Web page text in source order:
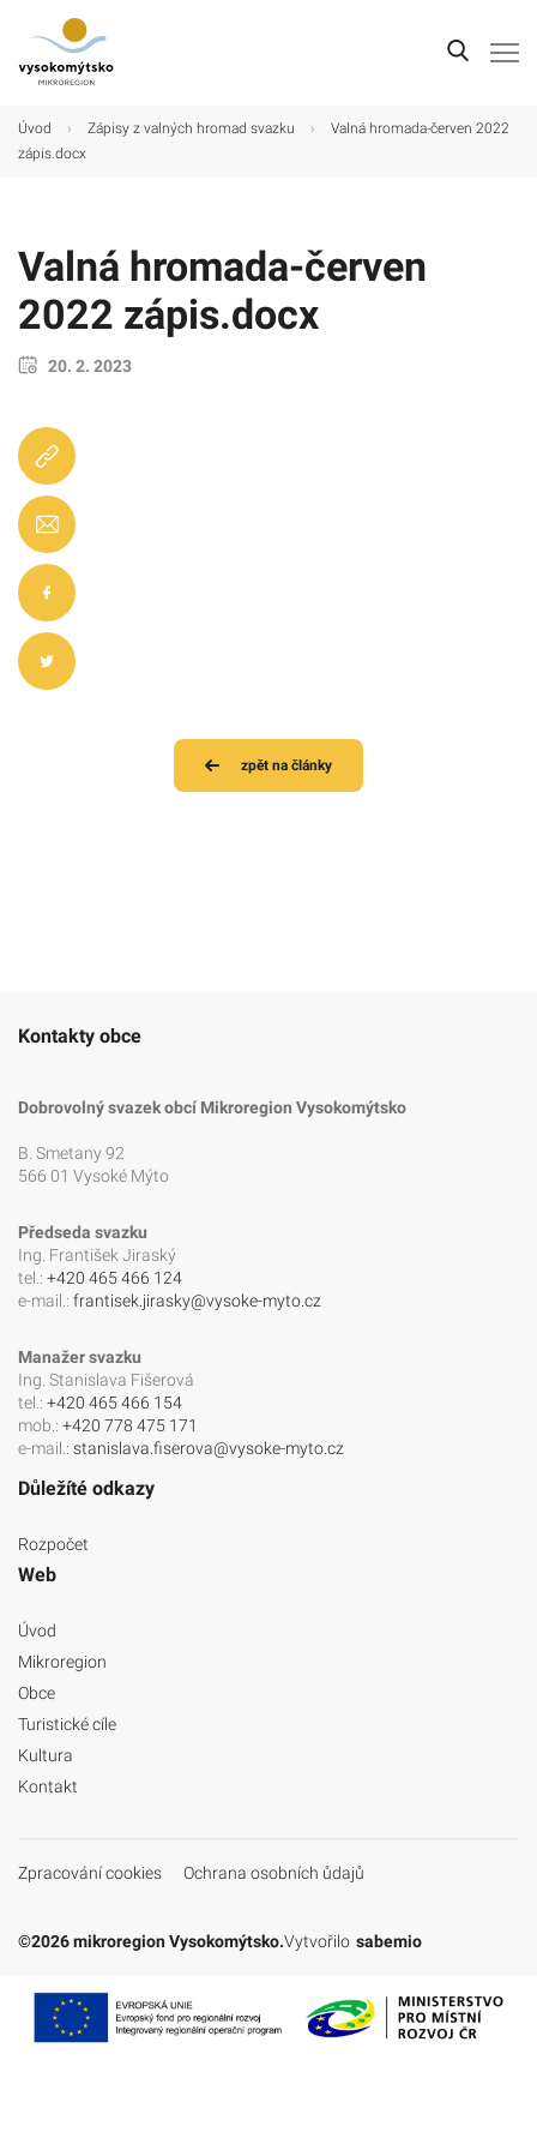
Úvod › Zápisy z valných hromad svazku ›
Valná hromada-červen 2022
zápis.docx
Valná hromada-červen
2022 zápis.docx
20. 2. 2023
zpět na články
Kontakty obce
Dobrovolný svazek obcí Mikroregion Vysokomýtsko
B. Smetany 92
566 01 Vysoké Mýto
Předseda svazku
Ing. František Jiraský
tel.: +420 465 466 124
e-mail.: frantisek.jirasky@vysoke-myto.cz
Manažer svazku
Ing. Stanislava Fišerová
tel.: +420 465 466 154
mob.: +420 778 475 171
e-mail.: stanislava.fiserova@vysoke-myto.cz
Důležíté odkazy
Rozpočet
Web
Úvod
Mikroregion
Obce
Turistické cíle
Kultura
Kontakt
Zpracování cookies Ochrana osobních ůdajů
©2026 mikroregion Vysokomýtsko.Vytvořilo sabemio
Úvod
Mikroregion
Turistické cíle
Kultura
Kontakt